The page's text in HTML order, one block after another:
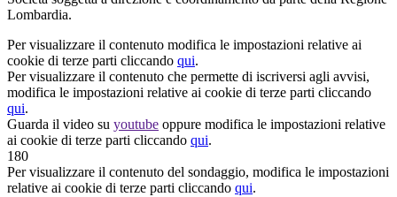
Lombardia.
Per visualizzare il contenuto modifica le impostazioni relative ai
cookie di terze parti cliccando qui.
Per visualizzare il contenuto che permette di iscriversi agli avvisi,
modifica le impostazioni relative ai cookie di terze parti cliccando
qui.
Guarda il video su youtube oppure modifica le impostazioni relative
ai cookie di terze parti cliccando qui.
180
Per visualizzare il contenuto del sondaggio, modifica le impostazioni
relative ai cookie di terze parti cliccando qui.